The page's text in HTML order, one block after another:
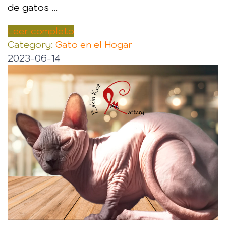
de gatos ...
Leer completo
Category: Gato en el Hogar
2023-06-14